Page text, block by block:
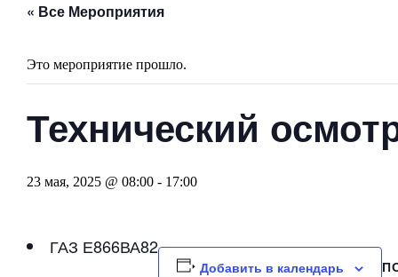
« Все Мероприятия
Это мероприятие прошло.
Технический
23 мая, 2025 @ 08:00 - 17:00
ГАЗ Е866ВА82
Добавить в календарь